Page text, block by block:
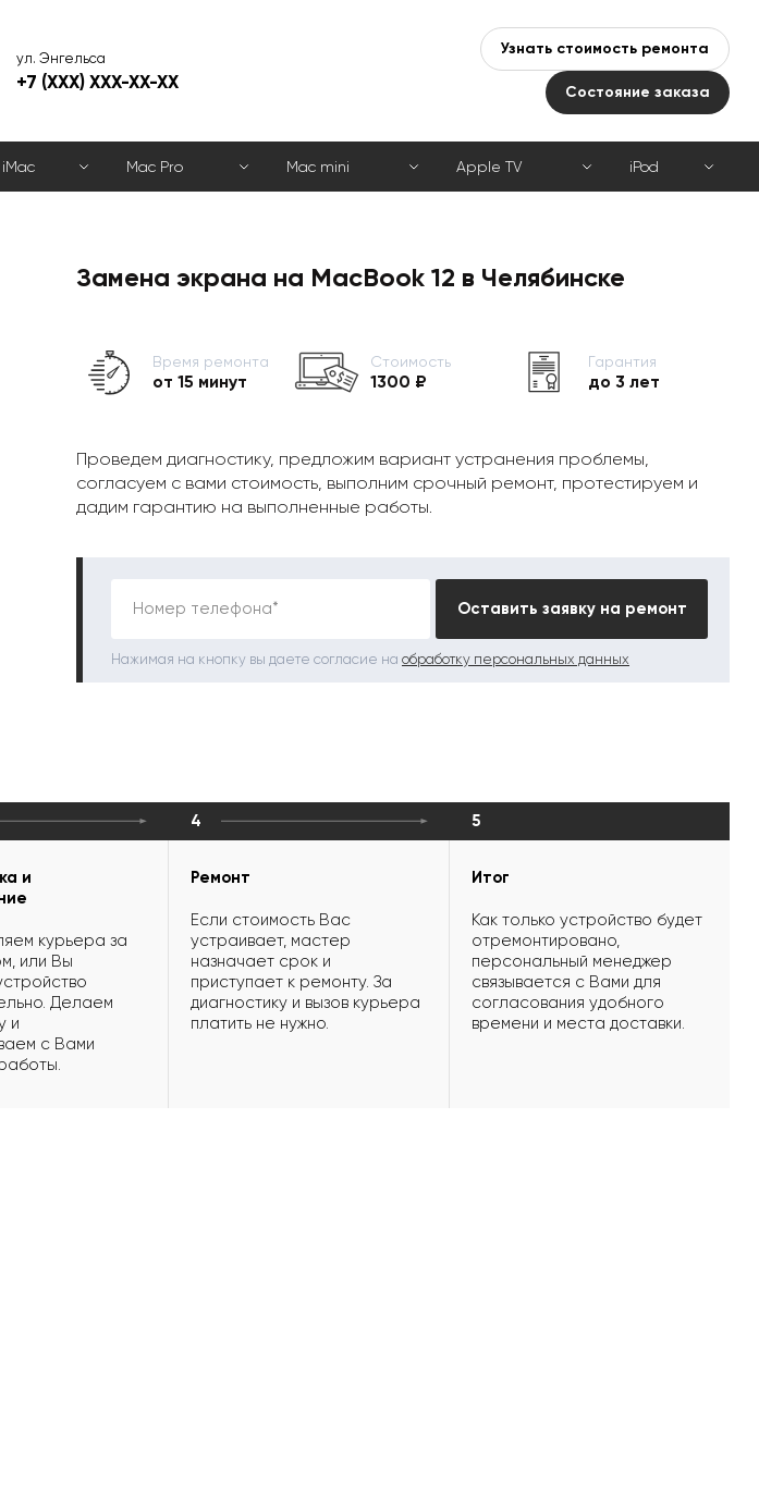
ул. Энгельса
+7 (XXX) XXX-XX-XX
Узнать стоимость ремонта
Состояние заказа
iMac Mac Pro Mac mini Apple TV iPod
Замена экрана на MacBook 12 в Челябинске
Время ремонта
от 15 минут
Стоимость
1300 ₽
Гарантия
до 3 лет
Проведем диагностику, предложим вариант устранения проблемы,
согласуем с вами стоимость, выполним срочный ремонт, протестируем и
дадим гарантию на выполненные работы.
Номер телефона* Оставить заявку на ремонт
Нажимая на кнопку вы даете согласие на обработку персональных данных
и
курьера за
или Вы
Делаем
и
с Вами
4
Ремонт
Если стоимость Вас
устраивает, мастер
назначает срок и
приступает к ремонту. За
диагностику и вызов курьера
платить не нужно.
5
Итог
Как только устройство будет
отремонтировано,
персональный менеджер
связывается с Вами для
согласования удобного
времени и места доставки.